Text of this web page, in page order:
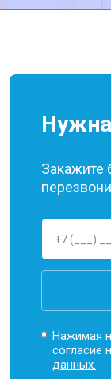
Закажите
Нажимая
согласие
данных.